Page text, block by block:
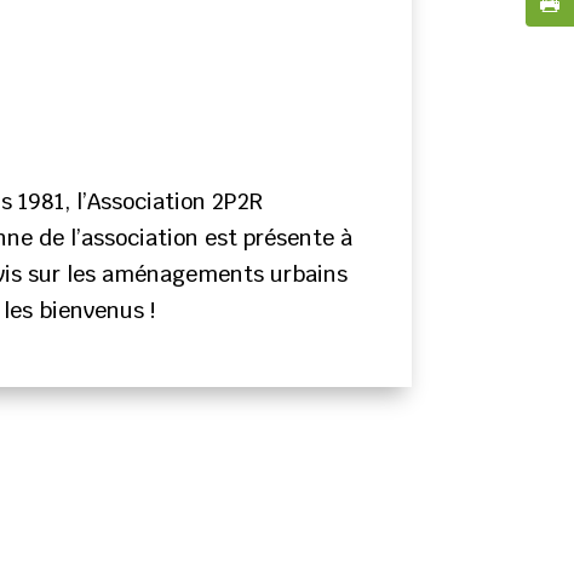
l’Association 2P2R
de l’association est présente à
sur les aménagements urbains
bienvenus !